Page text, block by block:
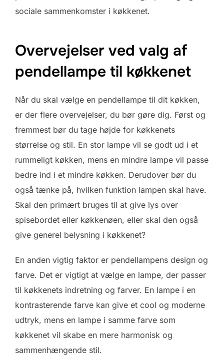
sociale sammenkomster i køkkenet.
Overvejelser ved valg af
pendellampe til køkkenet
Når du skal vælge en pendellampe til dit køkken,
er der flere overvejelser, du bør gøre dig. Først og
fremmest bør du tage højde for køkkenets
størrelse og stil. En stor lampe vil se godt ud i et
rummeligt køkken, mens en mindre lampe vil passe
bedre ind i et mindre køkken. Derudover bør du
også tænke på, hvilken funktion lampen skal have.
Skal den primært bruges til at give lys over
spisebordet eller køkkenøen, eller skal den også
give generel belysning i køkkenet?
En anden vigtig faktor er pendellampens design og
farve. Det er vigtigt at vælge en lampe, der passer
til køkkenets indretning og farver. En lampe i en
kontrasterende farve kan give et cool og moderne
udtryk, mens en lampe i samme farve som
køkkenet vil skabe en mere harmonisk og
sammenhængende stil.